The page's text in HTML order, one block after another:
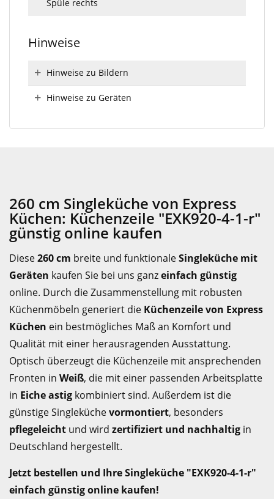
Spüle rechts
Hinweise
Hinweise zu Bildern
Hinweise zu Geräten
260 cm Singleküche von Express
Küchen: Küchenzeile "EXK920-4-1-r"
günstig online kaufen
Diese260 cm breite und funktionaleSingleküche mit
Geräten kaufen Sie bei uns ganzeinfach günstig
online. Durch die Zusammenstellung mit robusten
Küchenmöbeln generiert die Küchenzeile von Express
Küchen ein bestmögliches Maß an Komfort und
Qualität mit einer herausragenden Ausstattung.
Optisch überzeugt die Küchenzeile mit ansprechenden
Fronten in Weiß, die mit einer passenden Arbeitsplatte
in Eiche astig kombiniert sind. Außerdem ist die
günstige Singleküchevormontiert, besonders
pflegeleicht und wird zertifiziert und nachhaltig in
Deutschland hergestellt.
Jetzt bestellen und Ihre Singleküche "EXK920-4-1-r"
einfach günstig online kaufen!